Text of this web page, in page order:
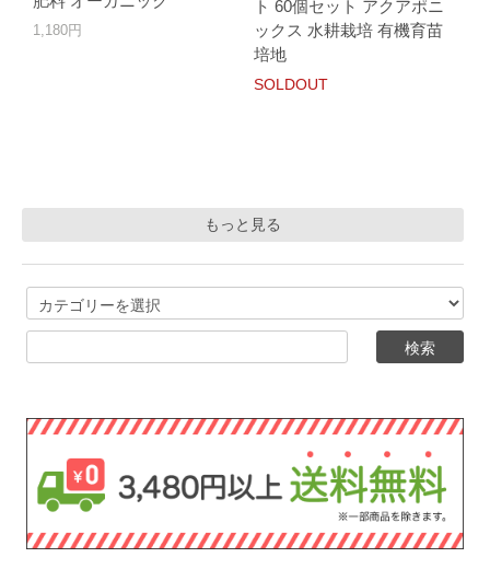
1,180円
ト 60個セット アクアポニ
ックス 水耕栽培 有機育苗
培地
SOLDOUT
もっと見る